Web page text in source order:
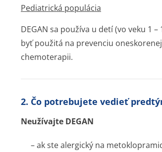
Pediatrická populácia
DEGAN sa používa u detí (vo veku 1
byť použitá na prevenciu
chemoterapii.
2. Čo potrebujete vedieť
Neužívajte DEGAN
– ak ste alergický na